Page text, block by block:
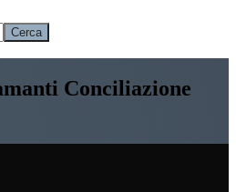
Conciliazione